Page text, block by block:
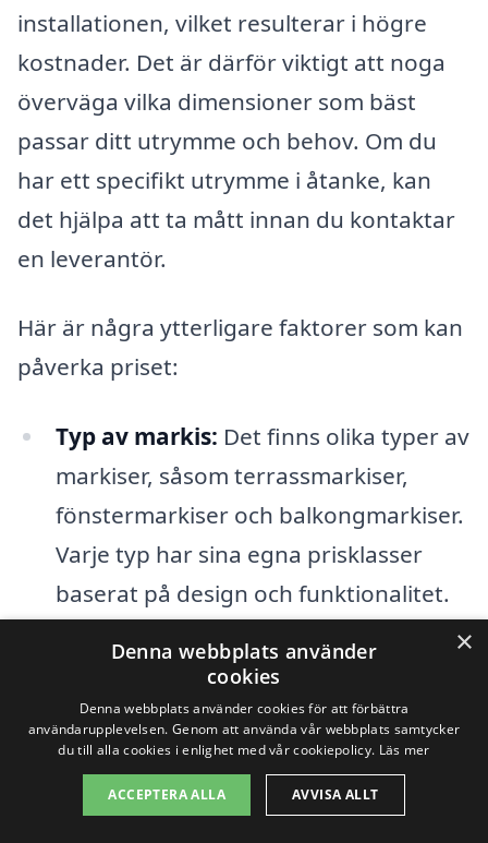
installationen, vilket resulterar i högre
kostnader. Det är därför viktigt att noga
överväga vilka dimensioner som bäst
passar ditt utrymme och behov. Om du
har ett specifikt utrymme i åtanke, kan
det hjälpa att ta mått innan du kontaktar
en leverantör.
Här är några ytterligare faktorer som kan
påverka priset:
Typ av markis: Det finns olika typer av
markiser, såsom terrassmarkiser,
fönstermarkiser och balkongmarkiser.
Varje typ har sina egna prisklasser
baserat på design och funktionalitet.
Installation:Kostnaden för
installation kan variera beroende på
komplexiteten. En enkel installation
kan kosta mindre, medan
installationer som kräver mer arbete
×
Denna webbplats använder
cookies
Denna webbplats använder cookies för att förbättra
användarupplevelsen. Genom att använda vår webbplats samtycker
du till alla cookies i enlighet med vår cookiepolicy. Läs mer
ACCEPTERA ALLA AVVISA ALLT